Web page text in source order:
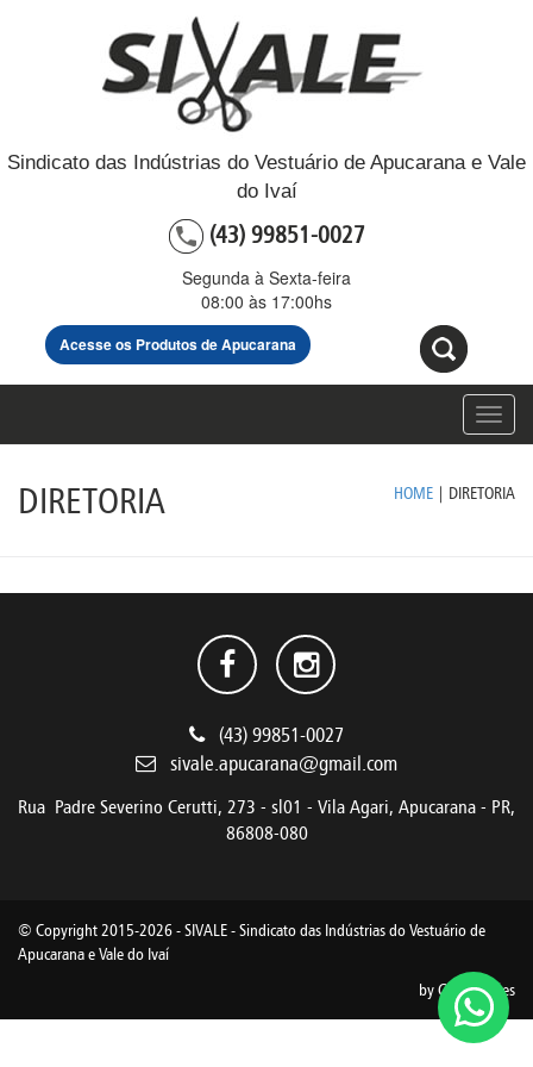
Sindicato das Indústrias do Vestuário de Apucarana e Vale
do Ivaí
(43) 99851-0027
Segunda à Sexta-feira
08:00 às 17:00hs
Acesse os Produtos de Apucarana
DIRETORIA HOME | DIRETORIA
(43) 99851-0027
sivale.apucarana@gmail.com
Rua Padre Severino Cerutti, 273 - sl01 - Vila Agari, Apucarana - PR,
86808-080
© Copyright 2015-2026 - SIVALE - Sindicato das Indústrias do Vestuário de
Apucarana e Vale do Ivaí
byGM Criações